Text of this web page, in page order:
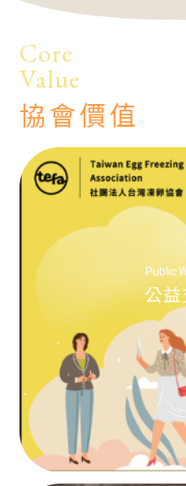
Core
Value
協會價值
公
Public
TEFA為公益團
前凍卵， 支持
的未